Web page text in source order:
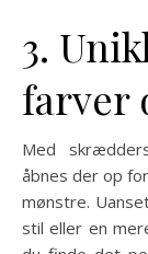
3.
farver
Med
åbnes der op
mønstre.
stil eller en